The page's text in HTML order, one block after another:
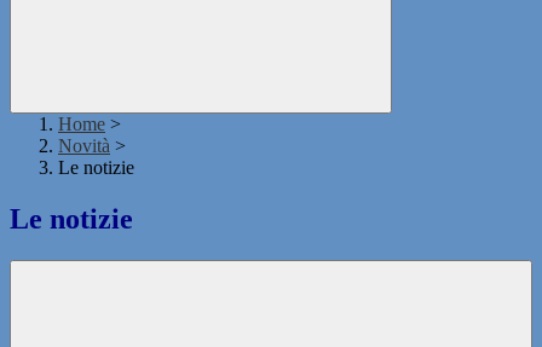
Home >
Novità >
Le notizie
Le notizie